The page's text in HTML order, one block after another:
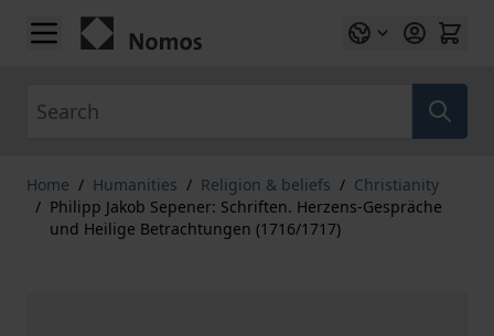
Skip to Content
Home / Humanities / Religion & beliefs / Christianity
/ Philipp Jakob Sepener: Schriften. Herzens-Gespräche
und Heilige Betrachtungen (1716/1717)